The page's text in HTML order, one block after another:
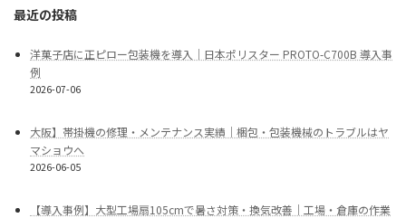
最近の投稿
洋菓子店に正ピロー包装機を導入｜日本ポリスター PROTO-C700B 導入事
例
2026-07-06
大阪】帯掛機の修理・メンテナンス実績｜梱包・包装機械のトラブルはヤ
マショウへ
2026-06-05
【導入事例】大型工場扇105cmで暑さ対策・換気改善｜工場・倉庫の作業